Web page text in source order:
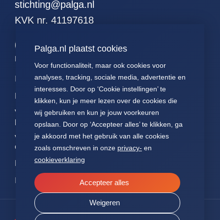
Palga.nl plaatst cookies
Voor functionaliteit, maar ook cookies voor
analyses, tracking, sociale media, advertentie en
interesses. Door op ‘Cookie instellingen’ te
klikken, kun je meer lezen over de cookies die
wij gebruiken en kun je jouw voorkeuren
opslaan. Door op ‘Accepteer alles’ te klikken, ga
je akkoord met het gebruik van alle cookies
zoals omschreven in onze privacy- en
cookieverklaring
Weigeren
Accepteer alles
curettages en
54. alle resecties
(zonder curettages
maar met kleinere
excisies)
55. alle resecties
(zonder curettages of
kleinere excisies)
56. alle wormen
58. alle
hormoonpreparaten
endocrienen
stichting@palga.nl
KVK nr. 41197618
Palga links
Impact
Data
Voor
pathologen
Voor
onderzoekers
NEN7510
ISO27001
Contact
Over ons
FAQ
Nieuws
Presentaties
Voor patiënten
Jaarverslagen
Statuten Palga